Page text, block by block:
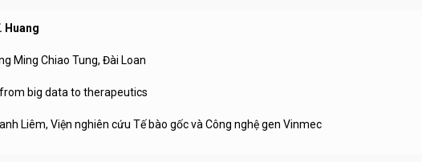
Huang
Chiao Tung, Đài Loan
big data to therapeutics
Liêm, Viện nghiên cứu Tế bào gốc và Công nghệ gen Vinmec